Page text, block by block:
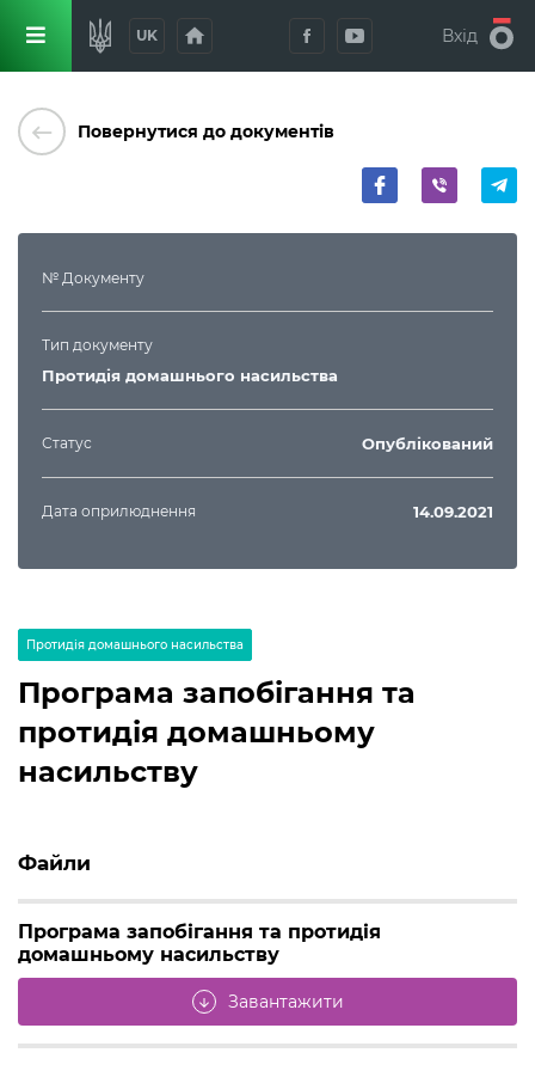
UK home Вхід
keyboard_backspace Повернутися до документів
№ Документу
Тип документу
Протидія домашнього насильства
Статус Опублікований
Дата оприлюднення 14.09.2021
Протидія домашнього насильства
Програма запобігання та
протидія домашньому
насильству
Файли
Програма запобігання та протидія
домашньому насильству
arrow_downward Завантажити